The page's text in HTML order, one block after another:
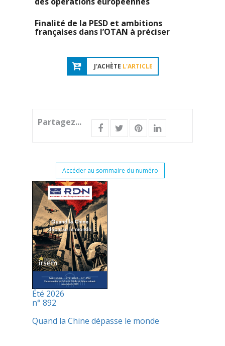
Finalité de la PESD et ambitions
françaises dans l’OTAN à préciser
J'ACHÈTE L'ARTICLE
Partagez...
Accéder au sommaire du numéro
Été 2026
n° 892
Quand la Chine dépasse le monde